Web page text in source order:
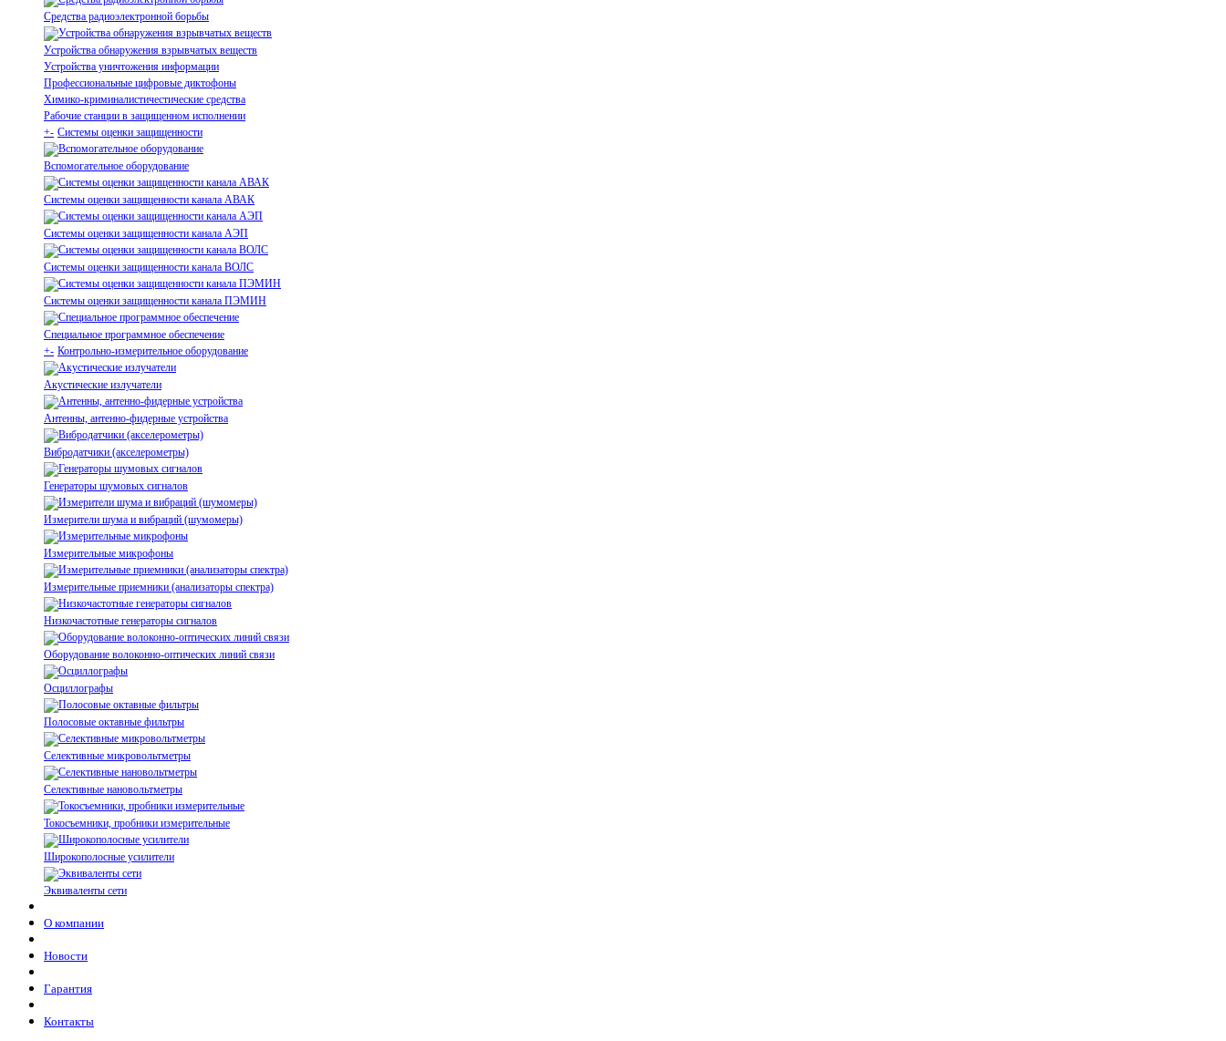
Средства радиоэлектронной борьбы
Устройства обнаружения взрывчатых веществ
Устройства уничтожения информации
Профессиональные цифровые диктофоны
Химико-криминалистичестические средства
Рабочие станции в защищенном исполнении
+- Системы оценки защищенности
Вспомогательное оборудование
Системы оценки защищенности канала АВАК
Системы оценки защищенности канала АЭП
Системы оценки защищенности канала ВОЛС
Системы оценки защищенности канала ПЭМИН
Специальное программное обеспечение
+- Контрольно-измерительное оборудование
Акустические излучатели
Антенны, антенно-фидерные устройства
Вибродатчики (акселерометры)
Генераторы шумовых сигналов
Измерители шума и вибраций (шумомеры)
Измерительные микрофоны
Измерительные приемники (анализаторы спектра)
Низкочастотные генераторы сигналов
Оборудование волоконно-оптических линий связи
Осциллографы
Полосовые октавные фильтры
Селективные микровольтметры
Селективные нановольтметры
Токосъемники, пробники измерительные
Широкополосные усилители
Эквиваленты сети
О компании
Новости
Гарантия
Контакты